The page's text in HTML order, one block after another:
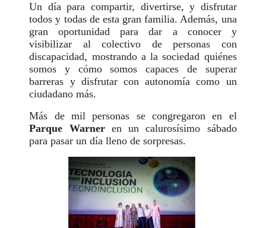
Un día para compartir, divertirse, y disfrutar
todos y todas de esta gran familia. Además, una
gran oportunidad para dar a conocer y
visibilizar al colectivo de personas con
discapacidad, mostrando a la sociedad quiénes
somos y cómo somos capaces de superar
barreras y disfrutar con autonomía como un
ciudadano más.
Más de mil personas se congregaron en el
Parque Warneren un calurosísimo sábado
para pasar un día lleno de sorpresas.